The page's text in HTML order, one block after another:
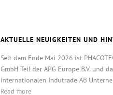
AKTUELLE NEUIGKEITEN UND
Seit dem Ende Mai 2026 ist
GmbH Teil der APG Europe B.V. und
internationalen Indutrade AB
Read more